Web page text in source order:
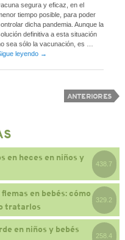
segura y eficaz, en el
tiempo posible, para poder
dicha pandemia. Aunque la
definitiva a esta situación
sea sólo la vacunación, es …
leyendo →
ANTERIORES
en heces en niños y
438.7
en bebés: cómo
tratarlos
329.2
en niños y bebés
258.4